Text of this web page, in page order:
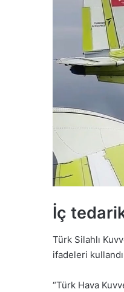
İç
Türk Silahlı
ifadeleri
“Türk Hava